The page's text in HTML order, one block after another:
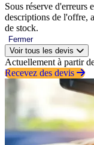
Sous réserve d'erreurs
descriptions de l'offre,
de stock.
Fermer
Voir tous les devis
Actuellement à partir
Recevez des devis